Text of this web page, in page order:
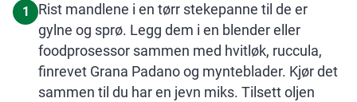
1
Rist mandlene i en tørr stekepanne til de er
gylne og sprø. Legg dem i en blender eller
foodprosessor sammen med hvitløk, ruccula,
finrevet Grana Padano og mynteblader. Kjør det
sammen til du har en jevn miks. Tilsett oljen